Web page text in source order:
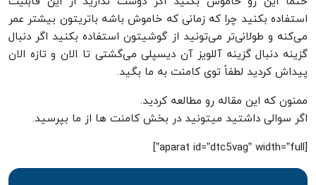
استفاده بکنید چرا که زمانی که خاموش باشه باتریتون بیشتر عمر
می‌کنه و طولانی‌تر می‌تونید از گوشیتون استفاده بکنید اگر دنبال
گزینه دنبال گزینه آللویز آن دیسپلی می‌گشتی تا الان و تازه الان
پیداش کردید لطفاً توی کامنت به ما بگید.
ممنون که این مقاله رو مطالعه کردید.
اگر سوالی داشتید میتونید در بخش کامنت ها از ما بپرسید.
[aparat id=”dtc5vag” width=”full”]